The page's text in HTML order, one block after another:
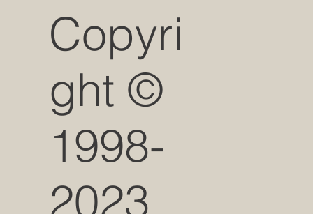
Copyri
ght ©
1998-
2023